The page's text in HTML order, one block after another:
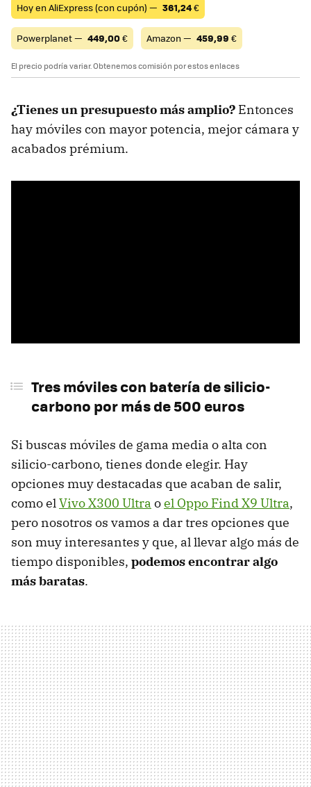
Hoy en AliExpress (con cupón) — 361,24€
Powerplanet — 449,00€ Amazon — 459,99 €
El precio podría variar. Obtenemos comisión por estos enlaces
¿Tienes un presupuesto más amplio? Entonces
hay móviles con mayor potencia, mejor cámara y
acabados prémium.
Tres móviles con batería de silicio-
carbono por más de 500 euros
Si buscas móviles de gama media o alta con
silicio-carbono, tienes donde elegir. Hay
opciones muy destacadas que acaban de salir,
como elVivo X300 Ultra oel Oppo Find X9 Ultra,
pero nosotros os vamos a dar tres opciones que
son muy interesantes y que, al llevar algo más de
tiempo disponibles, podemos encontrar algo
más baratas.